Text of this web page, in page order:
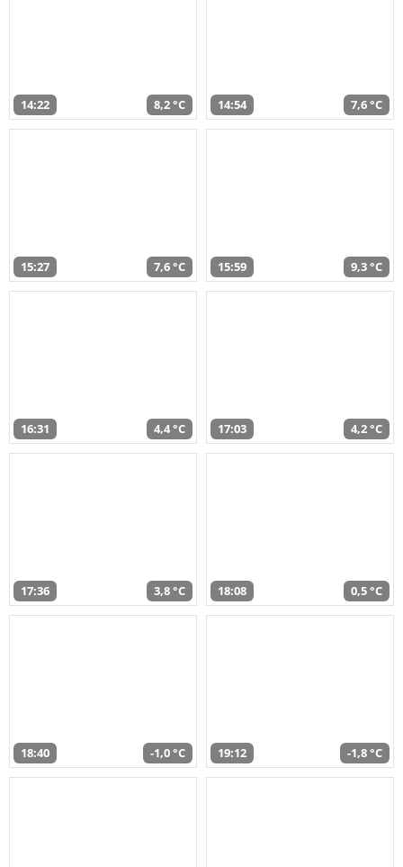
14:22 8,2 °C 14:54 7,6 °C
15:27 7,6 °C 15:59 9,3 °C
16:31 4,4 °C 17:03 4,2 °C
17:36 3,8 °C 18:08 0,5 °C
18:40 -1,0 °C 19:12 -1,8 °C